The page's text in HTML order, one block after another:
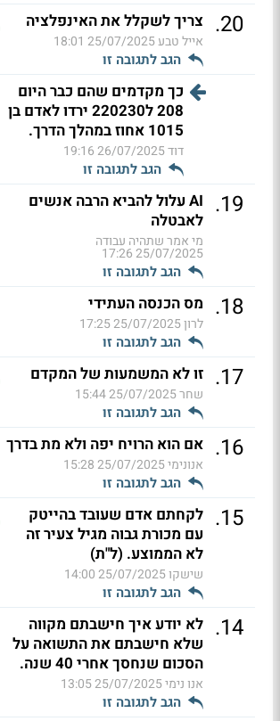
20
. צריך לשקלל את האינפלציה
אייל טבע25/07/2025 18:01
הגב לתגובה זו
כך מקדמים שהם כבר היום
208 ל220230 ירדו לאדם בן
1015 אחוז במהלך הדרך.
דוד26/07/2025 19:16
הגב לתגובה זו
19
.
AI עלול להביא הרבה אנשים
לאבטלה
מי אמר שתהיה עבודה
25/07/2025 17:26
הגב לתגובה זו
18
. מס הכנסה העתידי
לרון25/07/2025 17:25
הגב לתגובה זו
17
. זו לא המשמעות של המקדם
שחר25/07/2025 15:44
הגב לתגובה זו
16
. אם הוא הרויח יפה ולא מת בדרך
אנונימי25/07/2025 15:28
הגב לתגובה זו
15
. לקחתם אדם שעובד בהייטק
עם מכורת גבוה מגיל צעיר זה
לא הממוצע. (ל"ת)
שישקו25/07/2025 14:00
הגב לתגובה זו
14
. לא יודע איך חישבתם מקווה
שלא חישבתם את התשואה על
הסכום שנחסך אחרי 40 שנה.
אנו נימי25/07/2025 13:05
הגב לתגובה זו